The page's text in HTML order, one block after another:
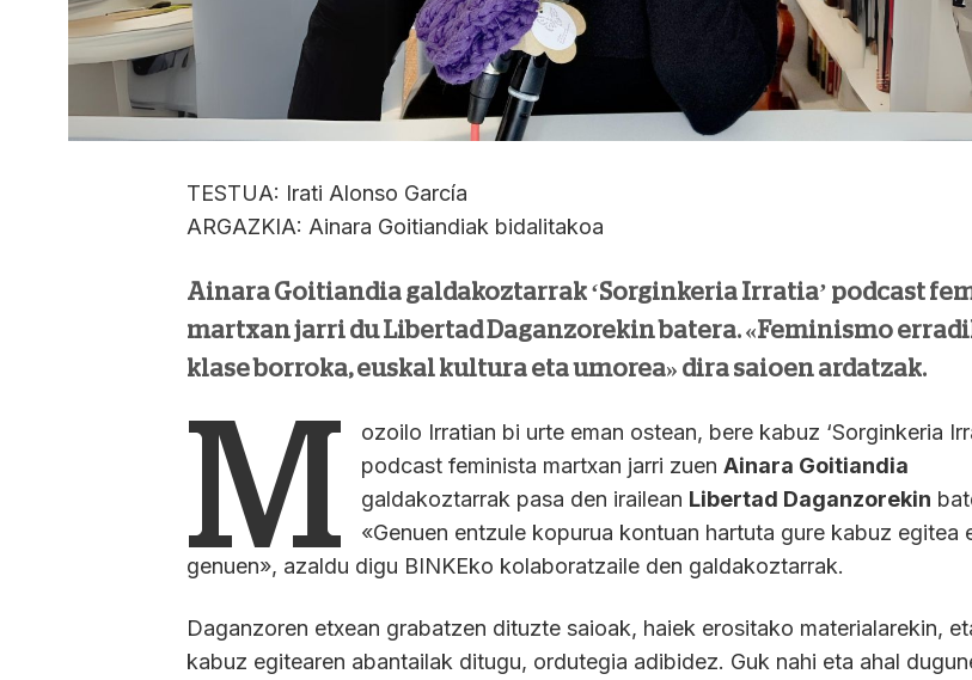
TESTUA: Irati Alonso García
ARGAZKIA: Ainara Goitiandiak bidalitakoa
Ainara Goitiandia galdakoztarrak ‘Sorginkeria Irratia’ podcast
martxan jarri du Libertad Daganzorekin batera. «Feminismo
klase borroka, euskal kultura eta umorea» dira saioen ardatzak.
M
ozoilo Irratian bi urte eman ostean, bere kabuz ‘Sorginkeria
podcast feminista martxan jarri zuenAinara Goitiandia
galdakoztarrak pasa den irailean Libertad Daganzorekin
«Genuen entzule kopurua kontuan hartuta gure kabuz egitea
genuen», azaldu digu BINKEko kolaboratzaile den galdakoztarrak.
Daganzoren etxean grabatzen dituzte saioak, haiek erositako materialarekin,
kabuz egitearen abantailak ditugu, ordutegia adibidez. Guk nahi eta ahal